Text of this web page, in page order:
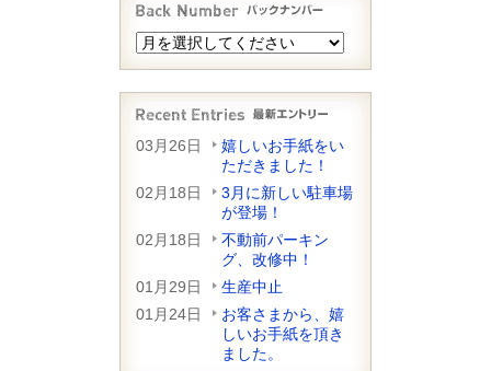
03月26日
嬉しいお手紙をい
ただきました！
02月18日
3月に新しい駐車場
が登場！
02月18日
不動前パーキン
グ、改修中！
01月29日
生産中止
01月24日
お客さまから、嬉
しいお手紙を頂き
ました。